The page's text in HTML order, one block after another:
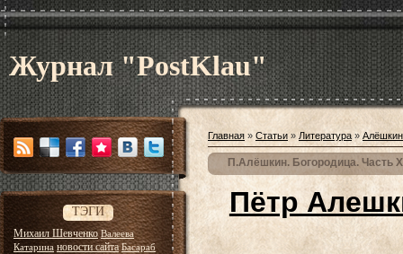
Журнал "PostKlau"
ТЭГИ
Михаил Шевченко Валеева
Катарина новости сайта Басараб
Главная » Статьи » Литература »
П.Алёшкин. Богородица. Часть
Пётр